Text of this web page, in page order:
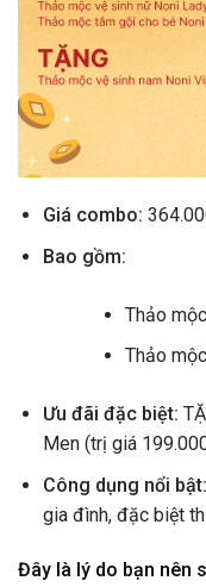
Giá combo:
Bao gồm:
Thảo
Thảo
Ưu đãi đặc biệt:
Men (trị giá
Công dụng nổi bật:
gia đình, đặc biệt
Đây là lý do bạn nên